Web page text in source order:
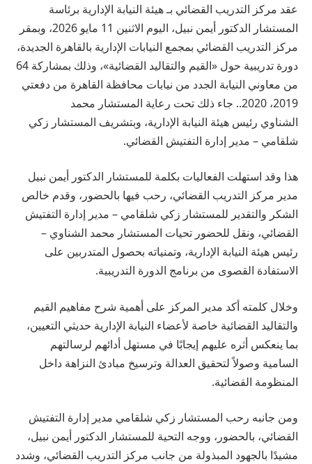
عقد مركز التدريب القضائي بـ هيئة النيابة الإدارية برئاسة
المستشار الدكتور أيمن نبيل، اليوم الاثنين 11 مايو 2026، وبمقر
مركز التدريب القضائي بمجمع النيابات الإدارية بالقاهرة الجديدة،
دورة تدريبية حول «القيم والتقاليد القضائية»، وذلك بمشاركة 64
من معاوني النيابة الجدد من نيابات محافظة القاهرة من دفعتي
2019، 2020.. جاء ذلك تحت رعاية المستشار محمد
الشناوي رئيس هيئة النيابة الإدارية، وبتشريف المستشار زكي
شلقامي – مدير إدارة التفتيش القضائي.
هذا وقد استهلت الفعاليات بكلمة للمستشار الدكتور أيمن نبيل
مدير مركز التدريب القضائي، رحب فيها بالحضور، وقدم خالص
الشكر والتقدير للمستشار زكي شلقامي – مدير إدارة التفتيش
القضائي، ونقل للحضور تحيات المستشار محمد الشناوي –
رئيس هيئة النيابة الإدارية، وتمنياته بحصول المتدربين على
الاستفادة القصوى من برنامج الدورة التدريبية.
وخلال كلمته أكد مدير المركز على أهمية شرح مفاهيم القيم
والتقاليد القضائية خاصة لأعضاء النيابة الإدارية حديثي التعيين،
بما ينعكس أثره عليهم إيجابًا في مستهل أدائهم لرسالتهم
السامية وصولاً لتحقيق العدالة وترسيخ مبادئ النزاهة داخل
المنظومة القضائية.
ومن جانبه رحب المستشار زكي شلقامي مدير إدارة التفتيش
القضائي، بالحضور، ووجه التحية للمستشار الدكتور أيمن نبيل،
مشيدًا بالجهود المبذولة من جانب مركز التدريب القضائي، وشدد